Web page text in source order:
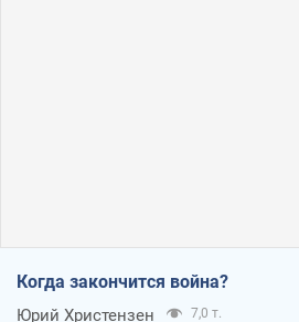
Когда закончится война?
Юрий Христензен 7,0 т.